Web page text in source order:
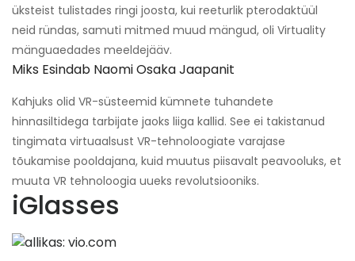
üksteist tulistades ringi joosta, kui reeturlik pterodaktüül
neid ründas, samuti mitmed muud mängud, oli Virtuality
mänguaedades meeldejääv.
Miks Esindab Naomi Osaka Jaapanit
Kahjuks olid VR-süsteemid kümnete tuhandete
hinnasiltidega tarbijate jaoks liiga kallid. See ei takistanud
tingimata virtuaalsust VR-tehnoloogiate varajase
tõukamise pooldajana, kuid muutus piisavalt peavooluks, et
muuta VR tehnoloogia uueks revolutsiooniks.
iGlasses